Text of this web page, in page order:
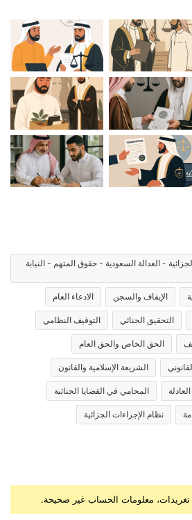
- العدالة السعودية - حقوق المتهم - النيابة
الإيقاف والسجن الادعاء العام
التحقيق الجنائي التوقيف النظامي
الحق الخاص والحق العام
الشريعة الإسلامية والقانون
المحامي في القضايا الجنائية
نظام الإجراءات الجزائية
معلومات الحساب غير صحيحة.